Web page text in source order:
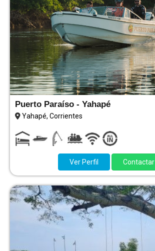
Puerto Paraíso - Yahapé
Yahapé, Corrientes
Ver Perfil Contactar